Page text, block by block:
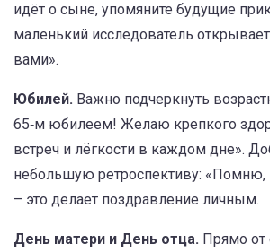
идёт о сыне, упомяните будущие
маленький исследователь
вами».
Юбилей. Важно подчеркнуть
65‑м юбилеем! Желаю крепкого
встреч и лёгкости в каждом дне».
небольшую ретроспективу: «Помню,
– это делает поздравление личным.
День матери и День отца. Прямо от